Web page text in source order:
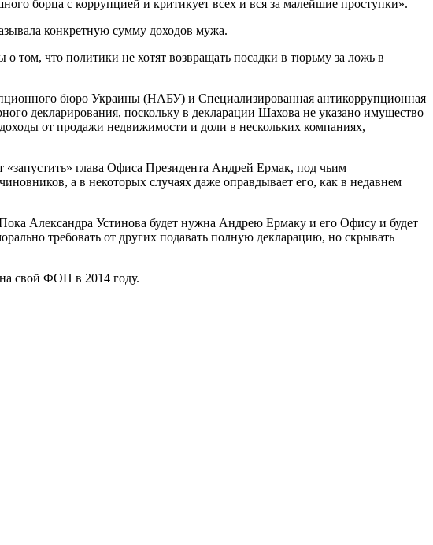
борца с коррупцией и критикует всех и вся за малейшие проступки».
конкретную сумму доходов мужа.
том, что политики не хотят возвращать посадки в тюрьму за ложь в
бюро Украины (НАБУ) и Специализированная антикоррупционная
декларирования, поскольку в декларации Шахова не указано имущество
от продажи недвижимости и доли в нескольких компаниях,
глава Офиса Президента Андрей Ермак, под чьим
а в некоторых случаях даже оправдывает его, как в недавнем
Александра Устинова будет нужна Андрею Ермаку и его Офису и будет
требовать от других подавать полную декларацию, но скрывать
свой ФОП в 2014 году.